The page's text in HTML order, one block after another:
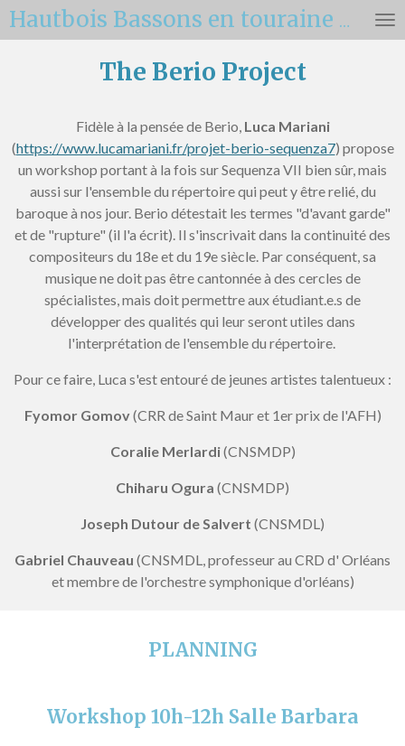
Passer
au
Hautbois Bassons en touraine 2025
The Berio Project
Fidèle à la pensée de Berio, Luca Mariani
(https://www.lucamariani.fr/projet-berio-sequenza7) propose
un workshop portant à la fois sur Sequenza VII bien sûr, mais
aussi sur l'ensemble du répertoire qui peut y être relié, du
baroque à nos jour. Berio détestait les termes "d'avant garde"
et de "rupture" (il l'a écrit). Il s'inscrivait dans la continuité des
compositeurs du 18e et du 19e siècle. Par conséquent, sa
musique ne doit pas être cantonnée à des cercles de
spécialistes, mais doit permettre aux étudiant.e.s de
développer des qualités qui leur seront utiles dans
l'interprétation de l'ensemble du répertoire.
Pour ce faire, Luca s'est entouré de jeunes artistes talentueux :
Fyomor Gomov(CRR de Saint Maur et 1er prix de l'AFH)
Coralie Merlardi(CNSMDP)
Chiharu Ogura (CNSMDP)
Joseph Dutour de Salvert (CNSMDL)
Gabriel Chauveau (CNSMDL, professeur au CRD d' Orléans
et membre de l'orchestre symphonique d'orléans)
PLANNING
Workshop 10h-12h Salle Barbara